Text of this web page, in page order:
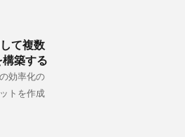
て複数
構築する
効率化の
トを作成